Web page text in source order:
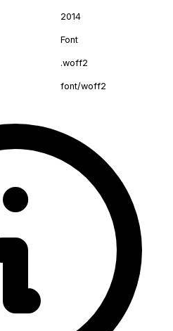
2014
Font
.woff2
font/woff2